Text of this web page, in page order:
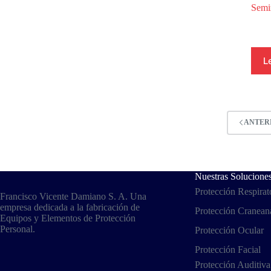
Francisco Vicente Damiano S. A. Una
empresa dedicada a la fabricación de
Equipos y Elementos de Protección
Personal.
Nuestras
Protección
Protección
Protección Ocular
Protección Facial
Protección Auditiva